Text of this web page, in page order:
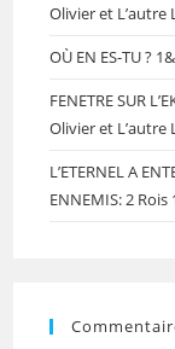
Olivier et L’autre
OÙ EN ES-TU ?
FENETRE SUR
Olivier et L’autre
L’ETERNEL A
ENNEMIS: 2 Rois